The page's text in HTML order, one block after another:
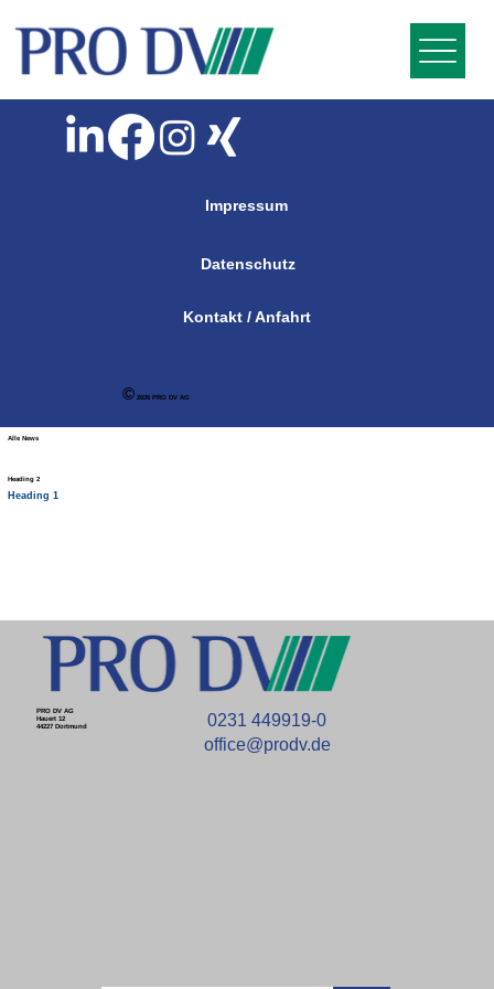
Alle News
Heading 2
Heading 1
PRO DV AG
Hauert 12
44227 Dortmund
0231 449919-0
office@prodv.de
Impressum
Datenschutz
Kontakt / Anfahrt
© 2026 PRO DV AG